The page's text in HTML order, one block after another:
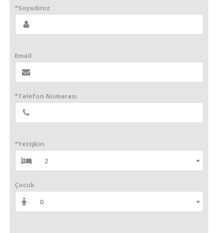
*Soyadınız
Email
*Telefon Numarası
*Yetişkin
2
Çocuk
0